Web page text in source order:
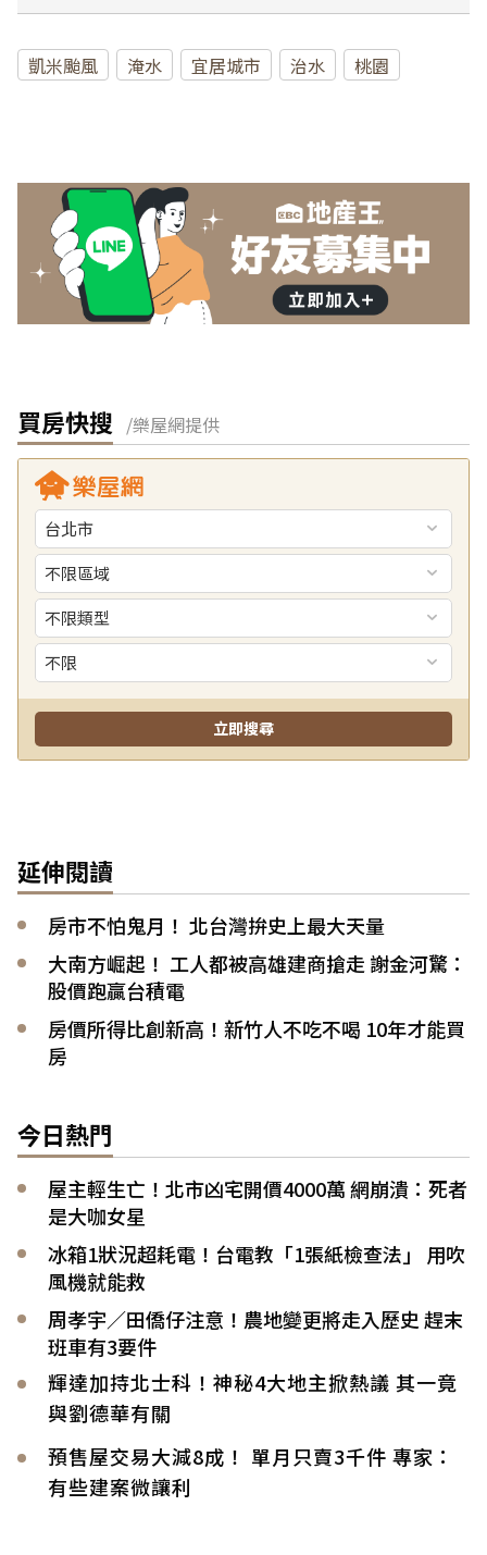
凱米颱風 淹水 宜居城市 治水 桃園
買房快搜 /樂屋網提供
延伸閱讀
房市不怕鬼月！ 北台灣拚史上最大天量
大南方崛起！ 工人都被高雄建商搶走 謝金河驚：
股價跑贏台積電
房價所得比創新高！新竹人不吃不喝 10年才能買
房
今日熱門
屋主輕生亡！北市凶宅開價4000萬 網崩潰：死者
是大咖女星
冰箱1狀況超耗電！台電教「1張紙檢查法」 用吹
風機就能救
周孝宇／田僑仔注意！農地變更將走入歷史 趕末
班車有3要件
輝達加持北士科！神秘4大地主掀熱議 其一竟
與劉德華有關
預售屋交易大減8成！ 單月只賣3千件 專家：
有些建案微讓利